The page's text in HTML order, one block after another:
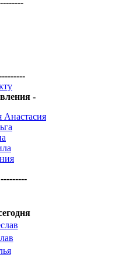
-
Анастасия